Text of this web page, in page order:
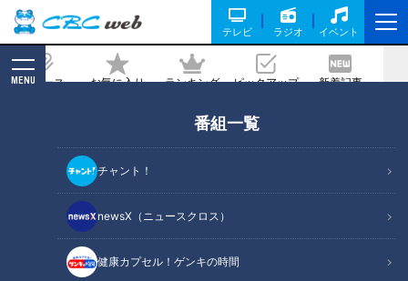
テレビ ラジオ イベント
ニュース お気に入り ランキング ピックアップ 新着記事
MENU
番組一覧
チャント！
newsX（ニュースクロス）
健康カプセル！ゲンキの時間
方【キユーピー３分クッキング】
記事に戻る